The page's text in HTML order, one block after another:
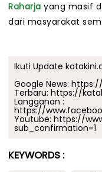
Raharja yang masif
dari masyarakat
Ikuti Update
Google News: https://
Terbaru: https://
Langganan :
https://
Youtube: https://
sub_confirmation=1
KEYWORDS :